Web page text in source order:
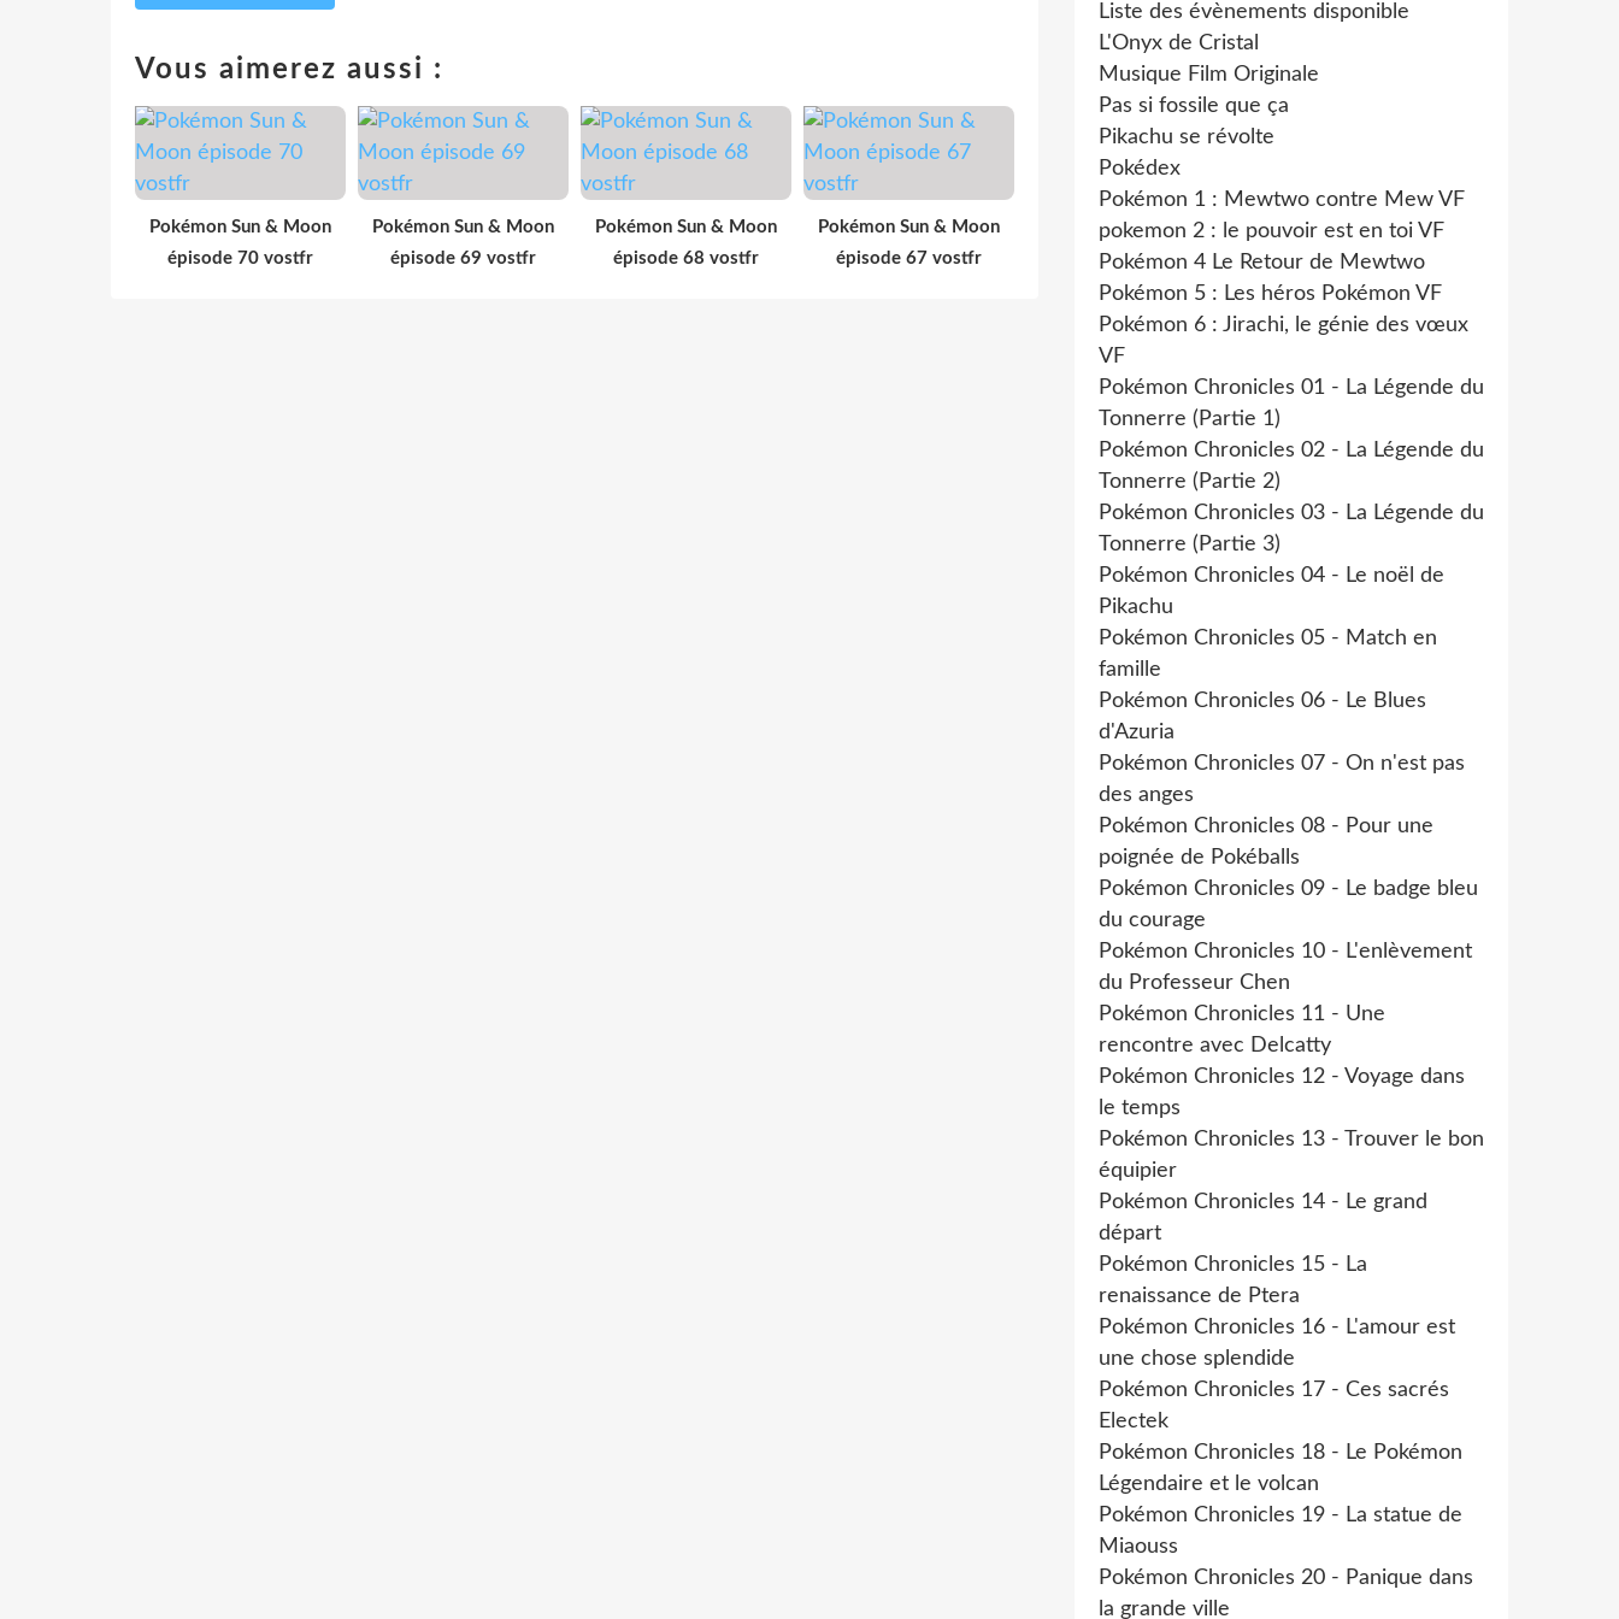
Vous aimerez aussi :
Pokémon Sun & Moon
épisode 70 vostfr
Pokémon Sun & Moon
épisode 69 vostfr
Pokémon Sun & Moon
épisode 68 vostfr
Pokémon Sun & Moon
épisode 67 vostfr
Liste des évènements disponible
L'Onyx de Cristal
Musique Film Originale
Pas si fossile que ça
Pikachu se révolte
Pokédex
Pokémon 1 : Mewtwo contre Mew VF
pokemon 2 : le pouvoir est en toi VF
Pokémon 4 Le Retour de Mewtwo
Pokémon 5 : Les héros Pokémon VF
Pokémon 6 : Jirachi, le génie des vœux
VF
Pokémon Chronicles 01 - La Légende du
Tonnerre (Partie 1)
Pokémon Chronicles 02 - La Légende du
Tonnerre (Partie 2)
Pokémon Chronicles 03 - La Légende du
Tonnerre (Partie 3)
Pokémon Chronicles 04 - Le noël de
Pikachu
Pokémon Chronicles 05 - Match en
famille
Pokémon Chronicles 06 - Le Blues
d'Azuria
Pokémon Chronicles 07 - On n'est pas
des anges
Pokémon Chronicles 08 - Pour une
poignée de Pokéballs
Pokémon Chronicles 09 - Le badge bleu
du courage
Pokémon Chronicles 10 - L'enlèvement
du Professeur Chen
Pokémon Chronicles 11 - Une
rencontre avec Delcatty
Pokémon Chronicles 12 - Voyage dans
le temps
Pokémon Chronicles 13 - Trouver le bon
équipier
Pokémon Chronicles 14 - Le grand
départ
Pokémon Chronicles 15 - La
renaissance de Ptera
Pokémon Chronicles 16 - L'amour est
une chose splendide
Pokémon Chronicles 17 - Ces sacrés
Electek
Pokémon Chronicles 18 - Le Pokémon
Légendaire et le volcan
Pokémon Chronicles 19 - La statue de
Miaouss
Pokémon Chronicles 20 - Panique dans
la grande ville